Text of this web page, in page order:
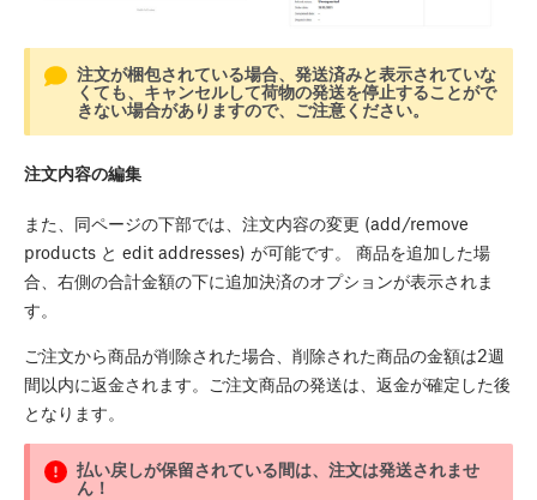
注文が梱包されている場合、発送済みと表示されていな
くても、キャンセルして荷物の発送を停止することがで
きない場合がありますので、ご注意ください。
注文内容の編集
また、同ページの下部では、注文内容の変更 (add/remove
products と edit addresses) が可能です。 商品を追加した場
合、右側の合計金額の下に追加決済のオプションが表示されま
す。
ご注文から商品が削除された場合、削除された商品の金額は2週
間以内に返金されます。ご注文商品の発送は、返金が確定した後
となります。
払い戻しが保留されている間は、注文は発送されませ
ん！